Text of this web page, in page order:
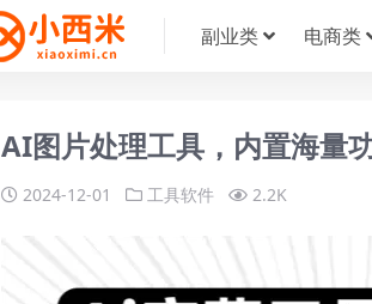
副业类 电商类
AI图片处理工具，内置海量
2024-12-01 工具软件 2.2K